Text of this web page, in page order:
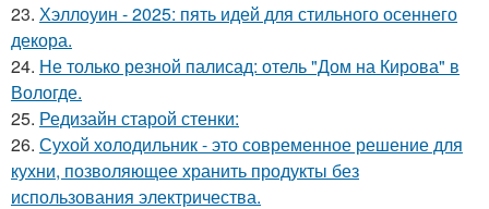
23. Хэллоуин - 2025: пять идей для стильного осеннего
декора.
24. Не только резной палисад: отель "Дом на Кирова" в
Вологде.
25. Редизайн старой стенки:
26. Сухой холодильник - это современное решение для
кухни, позволяющее хранить продукты без
использования электричества.